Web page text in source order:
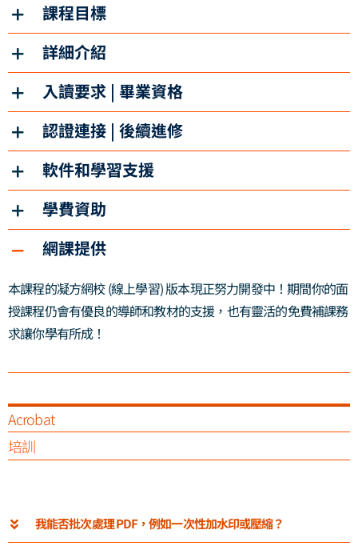
課程目標
詳細介紹
入讀要求 | 畢業資格
認證連接 | 後續進修
軟件和學習支援
學費資助
網課提供
本課程的凝方網校 (線上學習) 版本現正努力開發中！期間你的面
授課程仍會有優良的導師和教材的支援，也有靈活的免費補課務
求讓你學有所成！
Acrobat
培訓
我能否批次處理 PDF，例如一次性加水印或壓縮？